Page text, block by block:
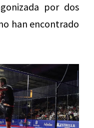
por dos
han encontrado